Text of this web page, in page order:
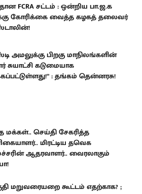
FCRA சட்டம் : ஒன்றிய பா.ஜ.க
கோரிக்கை வைத்த கழகத் தலைவர்
அமலுக்கு பிறகு மாநிலங்களின்
சுயாட்சி கடுமையாக
: தங்கம் தென்னரசு!
மக்கள்.. செய்தி சேகரித்த
மிரட்டிய தவெக
ஆதரவாளர்.. வைரலாகும்
மறுவரையறை கூட்டம் எதற்காக? ;